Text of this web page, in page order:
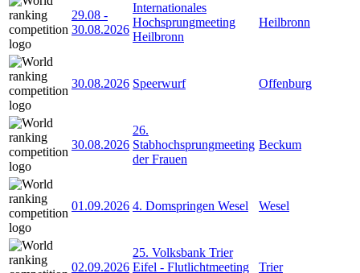
29.08 -
30.08.2026
Internationales
Hochsprungmeeting
Heilbronn
Heilbronn
30.08.2026 Speerwurf Offenburg
30.08.2026
26.
Stabhochsprungmeeting
der Frauen
Beckum
01.09.2026 4. Domspringen Wesel Wesel
02.09.2026
25. Volksbank Trier
Eifel - Flutlichtmeeting
Trier